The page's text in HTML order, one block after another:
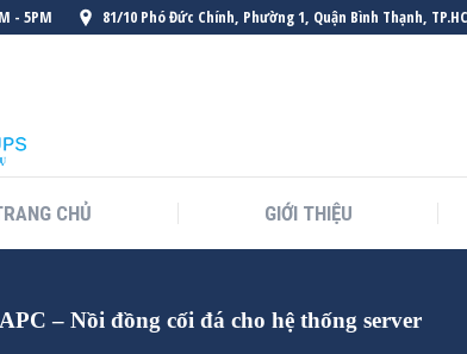
- 5PM 81/10 Phó Đức Chính, Phường 1, Quận Bình Thạnh,
CHỦ GIỚI THIỆU
– Nồi đồng cối đá cho hệ thống server